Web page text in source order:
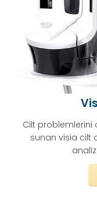
Cilt problemlerini
sunan visia cilt